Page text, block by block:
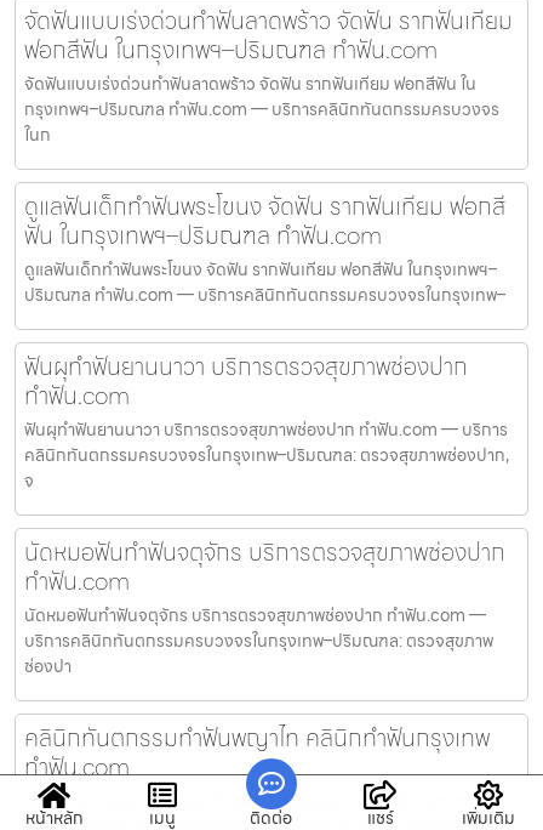
จัดฟันแบบเร่งด่วนทำฟันลาดพร้าว จัดฟัน รากฟันเทียม
ฟอกสีฟัน ในกรุงเทพฯ–ปริมณฑล ทำฟัน.com
จัดฟันแบบเร่งด่วนทำฟันลาดพร้าว จัดฟัน รากฟันเทียม ฟอกสีฟัน ใน
กรุงเทพฯ–ปริมณฑล ทำฟัน.com — บริการคลินิกทันตกรรมครบวงจร
ในก
ดูแลฟันเด็กทำฟันพระโขนง จัดฟัน รากฟันเทียม ฟอกสี
ฟัน ในกรุงเทพฯ–ปริมณฑล ทำฟัน.com
ดูแลฟันเด็กทำฟันพระโขนง จัดฟัน รากฟันเทียม ฟอกสีฟัน ในกรุงเทพฯ–
ปริมณฑล ทำฟัน.com — บริการคลินิกทันตกรรมครบวงจรในกรุงเทพ–
ฟันผุทำฟันยานนาวา บริการตรวจสุขภาพช่องปาก
ทำฟัน.com
ฟันผุทำฟันยานนาวา บริการตรวจสุขภาพช่องปาก ทำฟัน.com — บริการ
คลินิกทันตกรรมครบวงจรในกรุงเทพ–ปริมณฑล: ตรวจสุขภาพช่องปาก,
จ
นัดหมอฟันทำฟันจตุจักร บริการตรวจสุขภาพช่องปาก
ทำฟัน.com
นัดหมอฟันทำฟันจตุจักร บริการตรวจสุขภาพช่องปาก ทำฟัน.com —
บริการคลินิกทันตกรรมครบวงจรในกรุงเทพ–ปริมณฑล: ตรวจสุขภาพ
ช่องปา
คลินิกทันตกรรมทำฟันพญาไท คลินิกทำฟันกรุงเทพ
ทำฟัน.com
คลินิกทันตกรรมทำฟันพญาไท คลินิกทำฟันกรุงเทพ ทำฟัน.com —
หน้าหลัก เมนู ติดต่อ แชร์ เพิ่มเติม